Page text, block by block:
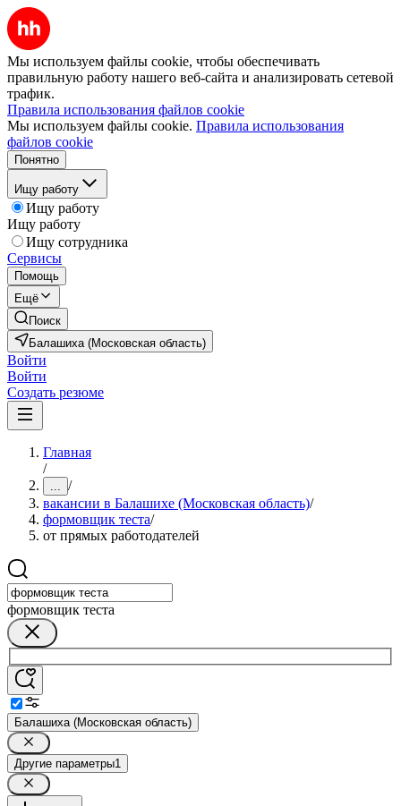
Мы используем файлы cookie, чтобы обеспечивать
правильную работу нашего веб-сайта и анализировать сетевой
трафик.
Правила использования файлов cookie
Мы используем файлы cookie. Правила использования
файлов cookie
Понятно
Ищу работу
Ищу работу
Ищу работу
Ищу сотрудника
Сервисы
Помощь
Ещё
Поиск
Балашиха (Московская область)
Войти
Войти
Создать резюме
Главная
/
... /
вакансии в Балашихе (Московская область)/
формовщик теста/
от прямых работодателей
формовщик теста
Балашиха (Московская область)
Другие параметры1